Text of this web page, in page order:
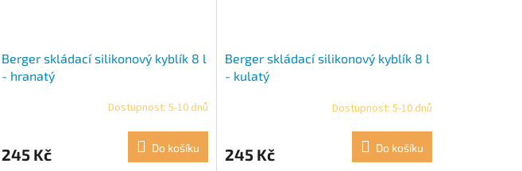
Berger skládací silikonový kyblík 8 l
- hranatý
Dostupnost: 5-10 dnů
245 Kč Do košíku
Berger skládací silikonový kyblík 8 l
- kulatý
Dostupnost: 5-10 dnů
245 Kč Do košíku